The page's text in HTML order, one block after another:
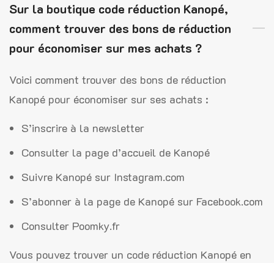
Sur la boutique code réduction Kanopé,
comment trouver des bons de réduction
pour économiser sur mes achats ?
Voici comment trouver des bons de réduction
Kanopé pour économiser sur ses achats :
S’inscrire à la newsletter
Consulter la page d’accueil de Kanopé
Suivre Kanopé sur Instagram.com
S’abonner à la page de Kanopé sur Facebook.com
Consulter Poomky.fr
Vous pouvez trouver un code réduction Kanopé en